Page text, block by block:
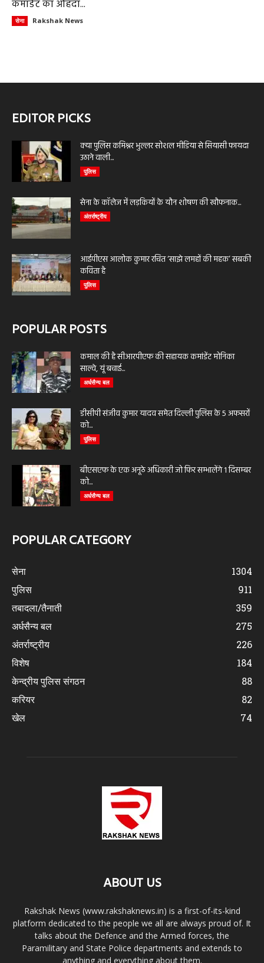
कमांडेंट का ओहदा...
सेना Rakshak News
EDITOR PICKS
क्या पुलिस कमिश्नर भुल्लर सोशल मीडिया से सियासी फायदा
उठाने वाली...
पुलिस
सेना के कॉलेज में लड़कियों के यौन शोषण की खौफनाक...
अंतर्राष्ट्रीय
आईपीएस आलोक कुमार रचित ‘साझे लमहों की महक’ सबकी
कविता है
पुलिस
POPULAR POSTS
कमाल की है सीआरपीएफ की सहायक कमांडेंट मोनिका
साल्वे, यूं बचाई...
अर्धसैन्य बल
डीसीपी संजीव कुमार यादव समेत दिल्ली पुलिस के 5 अफसरों
को...
पुलिस
बीएसएफ के एक अनूठे अधिकारी जो फिर सम्भालेंगे 1 दिसम्बर
को...
अर्धसैन्य बल
POPULAR CATEGORY
सेना
1304
पुलिस
911
तबादला/तैनाती
359
अर्धसैन्य बल
275
अंतर्राष्ट्रीय
226
विशेष
184
केन्द्रीय पुलिस संगठन
88
करियर
82
खेल
74
ABOUT US
Rakshak News (www.rakshaknews.in) is a first-of-its-kind
platform dedicated to the people we all are always proud of. It
talks about the Defence and the Armed forces, the
Paramilitary and State Police departments and extends to
anything and everything about them.